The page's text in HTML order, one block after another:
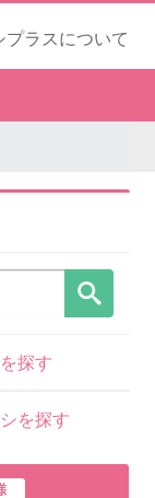
プラスについて
探す
を探す